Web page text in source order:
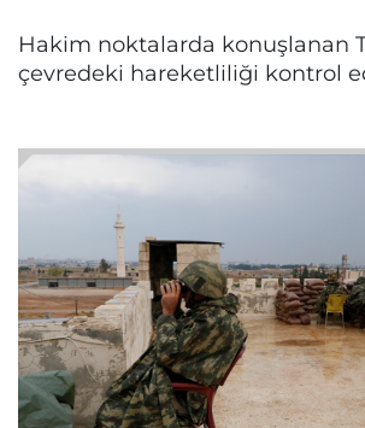
Hakim noktalarda konuşlanan
çevredeki hareketliliği kontrol